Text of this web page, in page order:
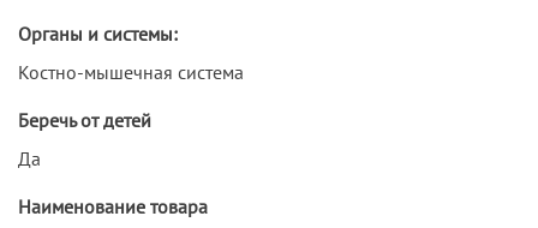
Органы и системы:
Костно-мышечная система
Беречь от детей
Да
Наименование товара